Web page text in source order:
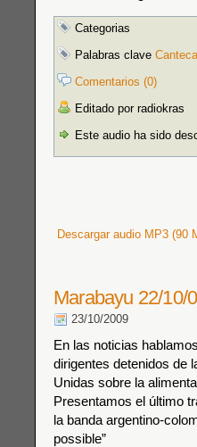
Categorias
Palabras clave
Comentarios (0)
Editado por radiokras
Este audio ha sido
Descargar audio MP3 (90
Marabayu 22/10/
23/10/2009
En las noticias
dirigentes detenidos de
Unidas sobre la
Presentamos el último
la banda argentino-
possible”